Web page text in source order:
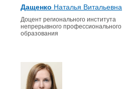
Дащенко Наталья Витальевна
Доцент регионального института
непрерывного профессионального
образования